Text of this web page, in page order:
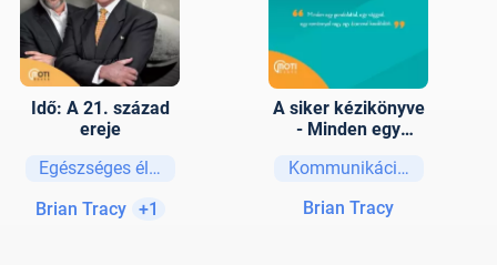
Idő: A 21. század
ereje
Egészséges életmód
Brian Tracy
+1
A siker kézikönyve
- Minden egy
vággyal, egy
egy álommal
Kommunikáció,
Brian Tracy